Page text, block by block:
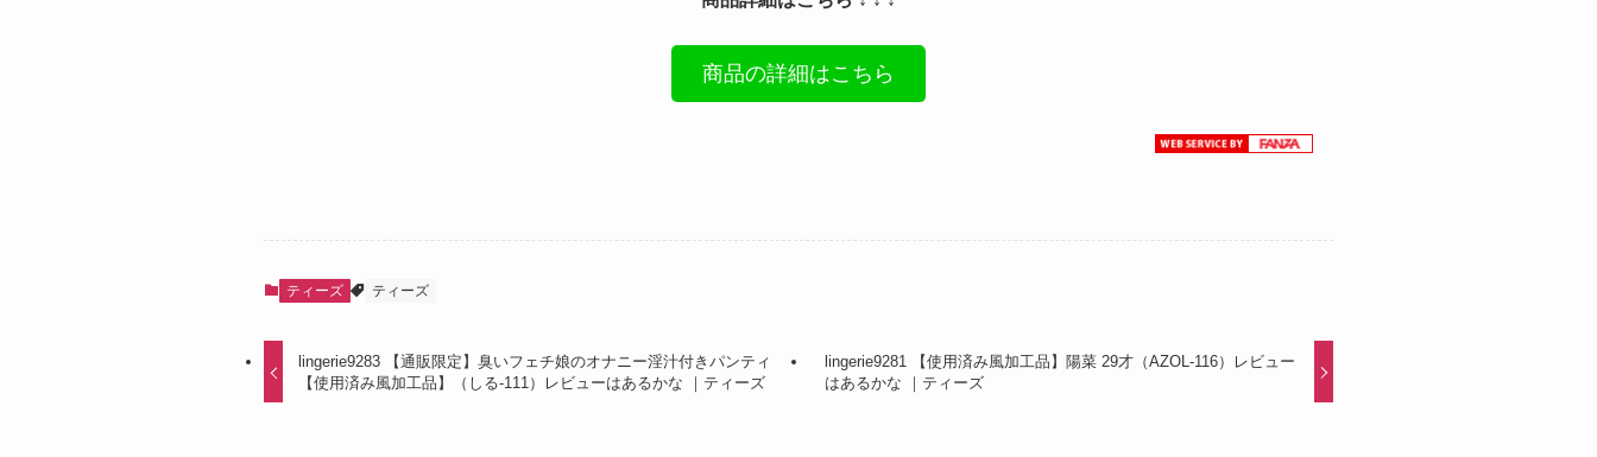
商品の詳細はこちら
ティーズ ティーズ
lingerie9283 【通販限定】臭いフェチ娘のオナニー淫汁付きパンティ
【使用済み風加工品】（しる-111）レビューはあるかな ｜ティーズ
lingerie9281 【使用済み風加工品】陽菜 29才（AZOL-116）レビュー
はあるかな ｜ティーズ